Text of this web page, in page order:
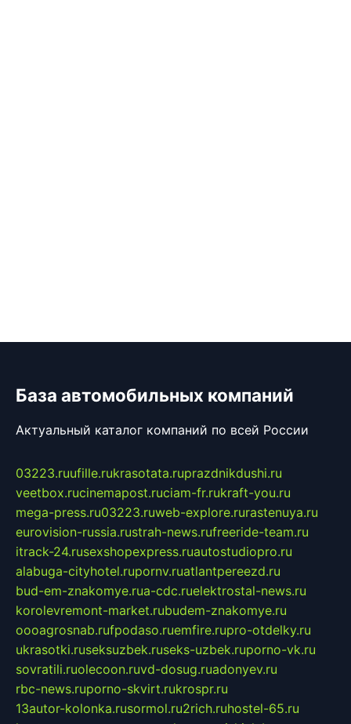
База автомобильных компаний
Актуальный каталог компаний по всей России
03223.ruufille.rukrasotata.ruprazdnikdushi.ru
veetbox.rucinemapost.ruciam-fr.rukraft-you.ru
mega-press.ru03223.ruweb-explore.rurastenuya.ru
eurovision-russia.rustrah-news.rufreeride-team.ru
itrack-24.rusexshopexpress.ruautostudiopro.ru
alabuga-cityhotel.rupornv.ruatlantpereezd.ru
bud-em-znakomye.rua-cdc.ruelektrostal-news.ru
korolevremont-market.rubudem-znakomye.ru
oooagrosnab.rufpodaso.ruemfire.rupro-otdelky.ru
ukrasotki.ruseksuzbek.ruseks-uzbek.ruporno-vk.ru
sovratili.ruolecoon.ruvd-dosug.ruadonyev.ru
rbc-news.ruporno-skvirt.rukrospr.ru
13autor-kolonka.rusormol.ru2rich.ruhostel-65.ru